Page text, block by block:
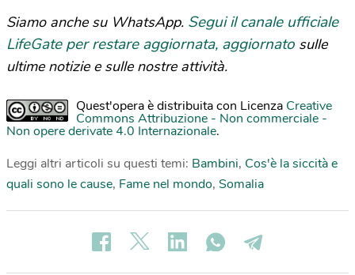
Siamo anche su WhatsApp. Segui il canale ufficiale
LifeGate per restare aggiornata, aggiornato sulle
ultime notizie e sulle nostre attività.
Quest'opera è distribuita con Licenza Creative
Commons Attribuzione - Non commerciale -
Non opere derivate 4.0 Internazionale.
Leggi altri articoli su questi temi: Bambini, Cos'è la siccità e
quali sono le cause, Fame nel mondo, Somalia